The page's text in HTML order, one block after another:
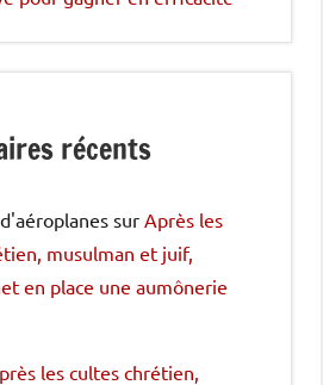
récents
sur Après les
musulman et juif,
en place une aumônerie
les cultes chrétien,